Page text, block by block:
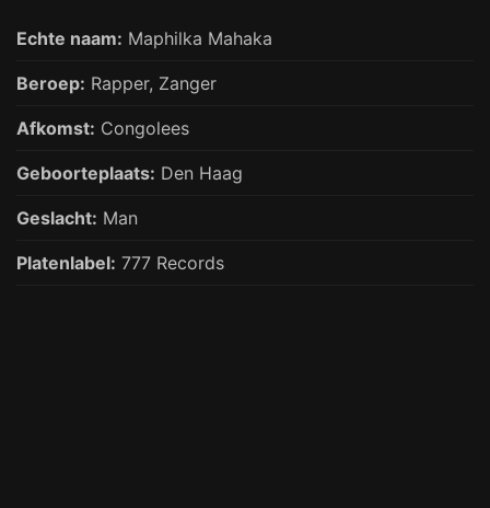
Echte naam: Maphilka Mahaka
Beroep: Rapper, Zanger
Afkomst: Congolees
Geboorteplaats: Den Haag
Geslacht: Man
Platenlabel: 777 Records